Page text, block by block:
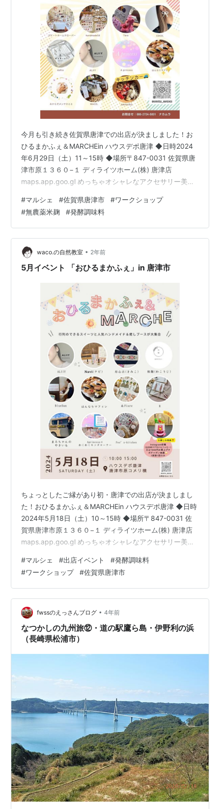
今月も引き続き佐賀県唐津での出店が決ましました！お
ひるまかふぇ＆MARCHEin ハウスデポ唐津 ◆日時2024
年6月29日（土）11～15時 ◆場所〒847-0031 佐賀県唐
津市原１３６０−１ ディライツホーム(株) 唐津店
maps.app.goo.gl めっちゃオシャレなアクセサリー美味
があったり 大人も子どもも楽しめそうなイベントです 前
回もお伝えしたとおり 今もなお完売している完全無農薬
古代米入り米麹 このイベントでは福岡県福津市の無農薬
の生米麹を使います 手をかけた愛情たっぷりのものは本
当においしいんだなぁと実感 今回イベントでは…
#マルシェ #佐賀県唐津市 #ワークショップ
#無農薬米麹 #発酵調味料
waco.の自然教室 • 2年前
5月イベント 「おひるまかふぇ」in 唐津市
ちょっとしたご縁があり初・唐津での出店が決ましまし
た！おひるまかふぇ＆MARCHEin ハウスデポ唐津 ◆日時
2024年5月18日（土）10～15時 ◆場所〒847-0031 佐
賀県唐津市原１３６０−１ ディライツホーム(株) 唐津店
maps.app.goo.gl めっちゃオシャレなアクセサリー美味
があったり 大人も子どもも楽しめそうなイベントです 前
回もお伝えしたとおり 今もなお完売している完全無農薬
古代米入り米麹 このイベントでも朝倉郡筑前町産無農薬
お米の米麹の農家さんからの米麹で出店します 手をかけ
た愛情たっぷりのものは本当においしいん…
#マルシェ #出店イベント #発酵調味料
#ワークショップ #佐賀県唐津市
fwssのえっさんブログ • 4年前
なつかしの九州旅⑫・道の駅鷹ら島・伊野利の浜
（長崎県松浦市）